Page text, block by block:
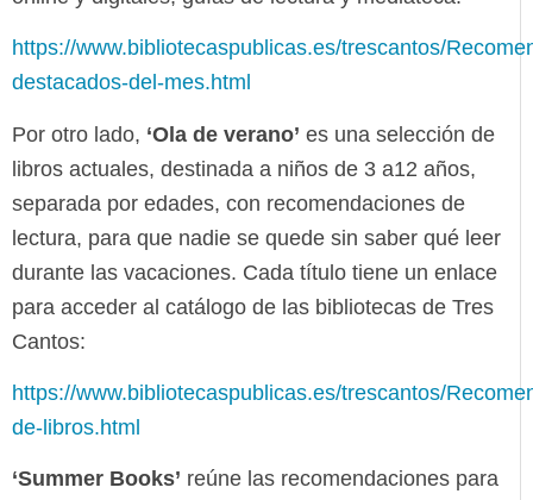
https://www.bibliotecaspublicas.es/trescantos/
destacados-del-mes.html
Por otro lado, ‘Ola de verano’ es una selección de
libros actuales, destinada a niños de 3 a12 años,
separada por edades, con recomendaciones de
lectura, para que nadie se quede sin saber qué leer
durante las vacaciones. Cada título tiene un enlace
para acceder al catálogo de las bibliotecas de Tres
Cantos:
https://www.bibliotecaspublicas.es/trescantos/
de-libros.html
‘Summer Books’ reúne las recomendaciones para